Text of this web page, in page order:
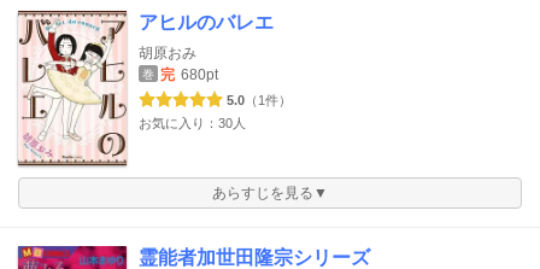
アヒルのバレエ
胡原おみ
巻 完 680pt
5.0 （1件）
お気に入り：30人
あらすじを見る▼
霊能者加世田隆宗シリーズ